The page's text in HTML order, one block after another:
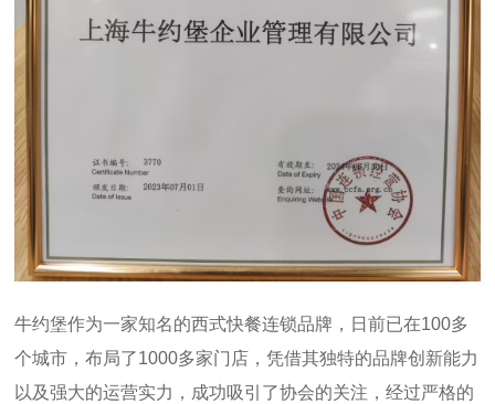
牛约堡作为一家知名的西式快餐连锁品牌，日前已在100多
个城市，布局了1000多家门店，凭借其独特的品牌创新能力
以及强大的运营实力，成功吸引了协会的关注，经过严格的